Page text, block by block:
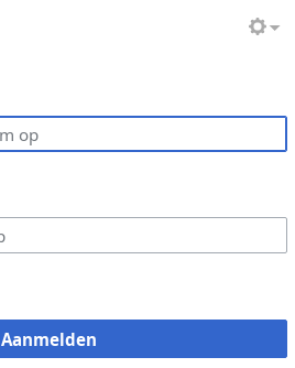
Aanmelden